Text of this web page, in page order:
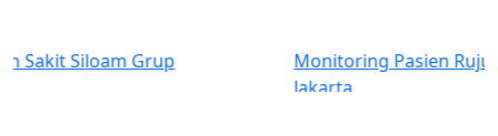
Monitoring Pasien Rujukan di RS Kanker Dharmais